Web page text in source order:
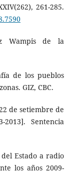
261-285.
Wampis de la
de los pueblos
GIZ, CBC.
de setiembre de
2013]. Sentencia
Estado a radio
los años 2009-